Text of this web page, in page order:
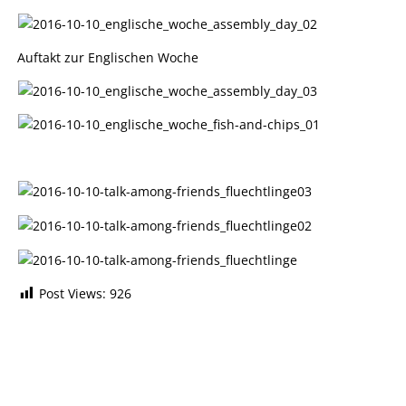
Auftakt zur Englischen Woche
Post Views: 926